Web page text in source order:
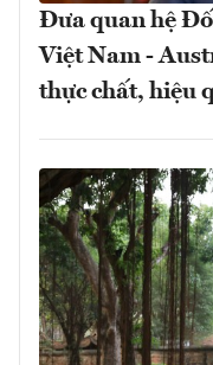
Đưa quan hệ
Việt Nam -
thực chất, hiệu